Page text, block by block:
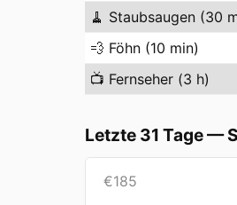
🧹 Staubsaugen (30
💨 Föhn (10 min)
📺 Fernseher (3 h)
Letzte 31 Tage—
€185